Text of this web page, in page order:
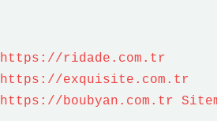
https://ridade.com.tr
https://exquisite.com.tr
https://boubyan.com.tr